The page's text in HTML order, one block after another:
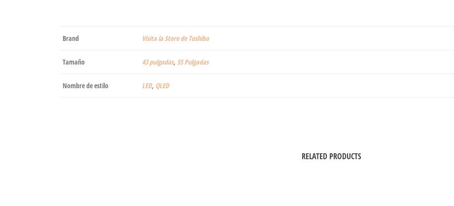
Brand Visita la Store de Toshiba
Tamaño 43 pulgadas, 55 Pulgadas
Nombre de estilo LED, QLED
RELATED PRODUCTS